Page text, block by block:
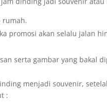
rumah.
promosi akan selalu jalan
serta gambar yang bakal
menjadi souvenir,
: